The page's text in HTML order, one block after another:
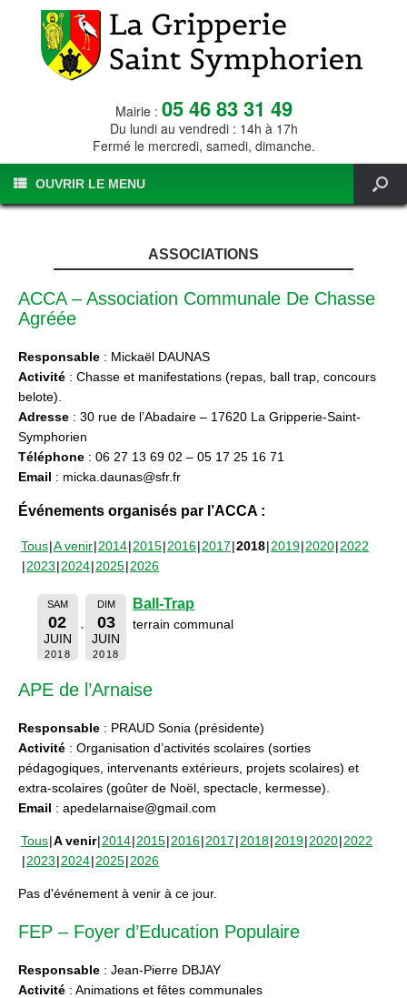
Mairie : 05 46 83 31 49
Du lundi au vendredi : 14h à 17h
Fermé le mercredi, samedi, dimanche.
OUVRIR LE MENU
ASSOCIATIONS
ACCA – Association Communale De Chasse
Agréée
Responsable : Mickaël DAUNAS
Activité : Chasse et manifestations (repas, ball trap, concours
belote).
Adresse : 30 rue de l’Abadaire – 17620 La Gripperie-Saint-
Symphorien
Téléphone : 06 27 13 69 02 – 05 17 25 16 71
Email : micka.daunas@sfr.fr
Événements organisés par l’ACCA :
Tous A venir 2014 2015 2016 2017 2018 2019 2020 2022
2023 2024 2025 2026
SAM
02
JUIN
2018
DIM
03
JUIN
2018
Ball-Trap
terrain communal
APE de l’Arnaise
Responsable : PRAUD Sonia (présidente)
Activité : Organisation d’activités scolaires (sorties
pédagogiques, intervenants extérieurs, projets scolaires) et
extra-scolaires (goûter de Noël, spectacle, kermesse).
Email : apedelarnaise@gmail.com
Tous A venir 2014 2015 2016 2017 2018 2019 2020 2022
2023 2024 2025 2026
Pas d'événement à venir à ce jour.
FEP – Foyer d’Education Populaire
Responsable : Jean-Pierre DBJAY
Activité : Animations et fêtes communales